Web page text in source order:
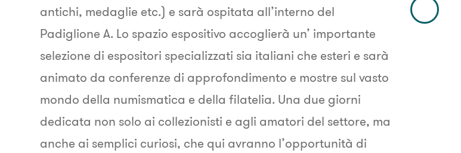
antichi, medaglie etc.) e sarà ospitata all’interno del
Padiglione A. Lo spazio espositivo accoglierà un’ importante
selezione di espositori specializzati sia italiani che esteri e sarà
animato da conferenze di approfondimento e mostre sul vasto
mondo della numismatica e della filatelia. Una due giorni
dedicata non solo ai collezionisti e agli amatori del settore, ma
anche ai semplici curiosi, che qui avranno l’opportunità di
Immagine